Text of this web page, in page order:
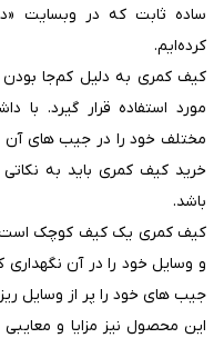
ساده ثابت که در وبسایت
کرده‌ایم.
کیف کمری به دلیل کم‌جا بودن
مورد استفاده قرار گیرد.
مختلف خود را در جیب ‌های آن
خرید کیف کمری باید به
باشد.
کیف کمری یک کیف کوچک است
و وسایل خود را در آن
جیب ‌های خود را پر از وسایل
این محصول نیز مزایا و